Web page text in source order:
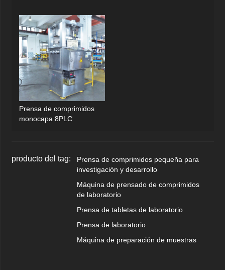
Prensa de comprimidos
monocapa 8PLC
producto del tag:
Prensa de comprimidos pequeña para
investigación y desarrollo
Máquina de prensado de comprimidos
de laboratorio
Prensa de tabletas de laboratorio
Prensa de laboratorio
Máquina de preparación de muestras